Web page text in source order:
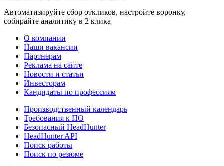
Автоматизируйте сбор откликов, настройте воронку,
собирайте аналитику в 2 клика
О компании
Наши вакансии
Партнерам
Реклама на сайте
Новости и статьи
Инвесторам
Кандидаты по профессиям
Производственный календарь
Требования к ПО
Безопасный HeadHunter
HeadHunter API
Поиск работы
Поиск по резюме